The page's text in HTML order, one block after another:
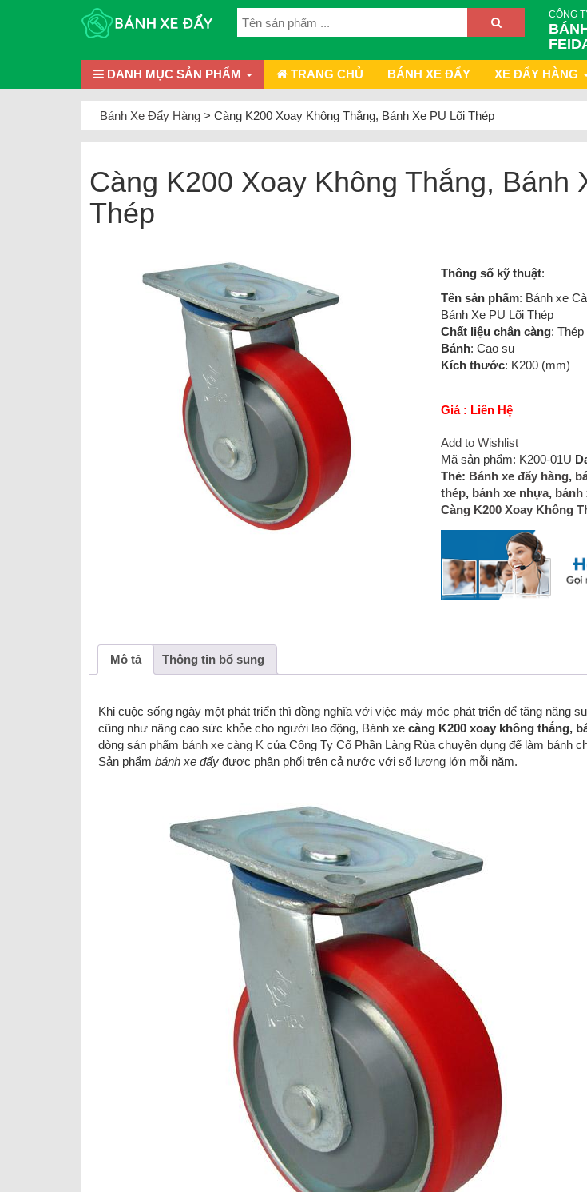
CÔNG
DANH MỤC SẢN PHẨM TRANG CHỦ BÁNH XE ĐẨY XE ĐẨY HÀNG
Bánh Xe Đẩy Hàng > Càng K200 Xoay Không Thắng, Bánh Xe PU Lõi Thép
Càng K200 Xoay Không Thắng, Bánh
Thép
Thông số kỹ thuật:
Tên sản phẩm: Bánh xe
Bánh Xe PU Lõi Thép
Chất liệu chân càng:
Bánh: Cao su
Kích thước: K200 (mm)
Giá : Liên Hệ
Add to Wishlist
Mã sản phẩm: K200-01U
Thẻ: Bánh xe đẩy hàng,
thép, bánh xe nhựa, bánh
Càng K200 Xoay Không
Mô tả Thông tin bổ sung
Khi cuộc sống ngày một phát triển thì đồng nghĩa với việc máy móc phát triển để tăng năng
cũng như nâng cao sức khỏe cho người lao động, Bánh xe càng K200 xoay không thắng,
dòng sản phẩm bánh xe càng K của Công Ty Cổ Phần Làng Rùa chuyên dụng để làm bánh
Sản phẩm bánh xe đẩy được phân phối trên cả nước với số lượng lớn mỗi năm.